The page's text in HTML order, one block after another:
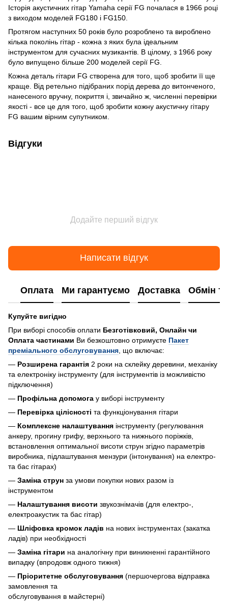
Історія акустичних гітар Yamaha серії FG почалася в 1966 році
з виходом моделей FG180 і FG150.
Протягом наступних 50 років було розроблено та вироблено
кілька поколінь гітар - кожна з яких була ідеальним
інструментом для сучасних музикантів. В цілому, з 1966 року
було випущено більше 200 моделей серії FG.
Кожна деталь гітари FG створена для того, щоб зробити її ще
краще. Від ретельно підібраних порід дерева до витонченого,
нанесеного вручну, покриття і, звичайно ж, численні перевірки
якості - все це для того, щоб зробити кожну акустичну гітару
FG вашим вірним супутником.
Відгуки
Додайте перший відгук
Написати відгук
Оплата Ми гарантуємо Доставка Обмін
Купуйте вигідно
При виборі способів оплати Безготівковий, Онлайн чи
Оплата частинами Ви безкоштовно отримуєте Пакет
преміального обслуговування , що включає:
— Розширена гарантія 2 роки на склейку деревини, механіку
та електроніку інструменту (для інструментів із можливістю
підключення)
— Профільна допомога у виборі інструменту
— Перевірка цілісності та функціонування гітари
— Комплексне налаштування інструменту (регулювання
анкеру, прогину грифу, верхнього та нижнього поріжків,
встановлення оптимальної висоти струн згідно параметрів
виробника, підлаштування мензури (інтонування) на електро-
та бас гітарах)
— Заміна струн за умови покупки нових разом із
інструментом
— Налаштування висоти звукознімачів (для електро-,
електроакустик та бас гітар)
— Шліфовка кромок ладів на нових інструментах (закатка
ладів) при необхідності
— Заміна гітари на аналогічну при виникненні гарантійного
випадку (впродовж одного тижня)
— Пріоритетне обслуговування (першочергова відправка
замовлення та
обслуговування в майстерні)